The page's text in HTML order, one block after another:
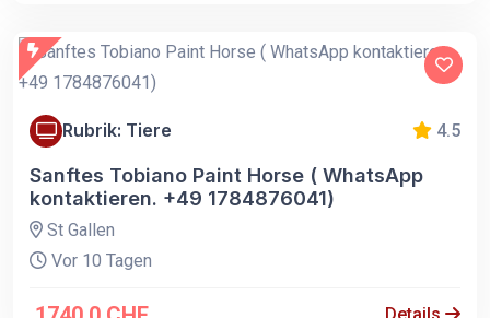
Rubrik: Tiere 4.5
Sanftes Tobiano Paint Horse ( WhatsApp
kontaktieren. +49 1784876041)
St Gallen
Vor 10 Tagen